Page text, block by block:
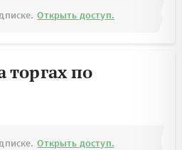
Открыть доступ.
по
Открыть доступ.